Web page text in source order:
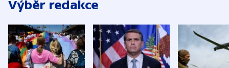
Výběr redakce